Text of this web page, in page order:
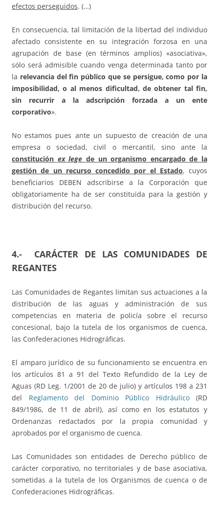
efectos perseguidos. (…)
En consecuencia, tal limitación de la libertad del individuo
afectado consistente en su integración forzosa en una
agrupación de base (en términos amplios) «asociativa»,
sólo será admisible cuando venga determinada tanto por
la relevancia del fin público que se persigue, como por la
imposibilidad, o al menos dificultad, de obtener tal fin,
sin recurrir a la adscripción forzada a un ente
corporativo».
No estamos pues ante un supuesto de creación de una
empresa o sociedad, civil o mercantil, sino ante la
constitución ex lege de un organismo encargado de la
gestión de un recurso concedido por el Estado, cuyos
beneficiarios DEBEN adscribirse a la Corporación que
obligatoriamente ha de ser constituida para la gestión y
distribución del recurso.
4.- CARÁCTER DE LAS COMUNIDADES DE
REGANTES
Las Comunidades de Regantes limitan sus actuaciones a la
distribución de las aguas y administración de sus
competencias en materia de policía sobre el recurso
concesional, bajo la tutela de los organismos de cuenca,
las Confederaciones Hidrográficas.
El amparo jurídico de su funcionamiento se encuentra en
los artículos 81 a 91 del Texto Refundido de la Ley de
Aguas (RD Leg. 1/2001 de 20 de julio) y artículos 198 a 231
del Reglamento del Dominio Público Hidráulico(RD
849/1986, de 11 de abril), así como en los estatutos y
Ordenanzas redactados por la propia comunidad y
aprobados por el organismo de cuenca.
Las Comunidades son entidades de Derecho público de
carácter corporativo, no territoriales y de base asociativa,
sometidas a la tutela de los Organismos de cuenca o de
Confederaciones Hidrográficas.